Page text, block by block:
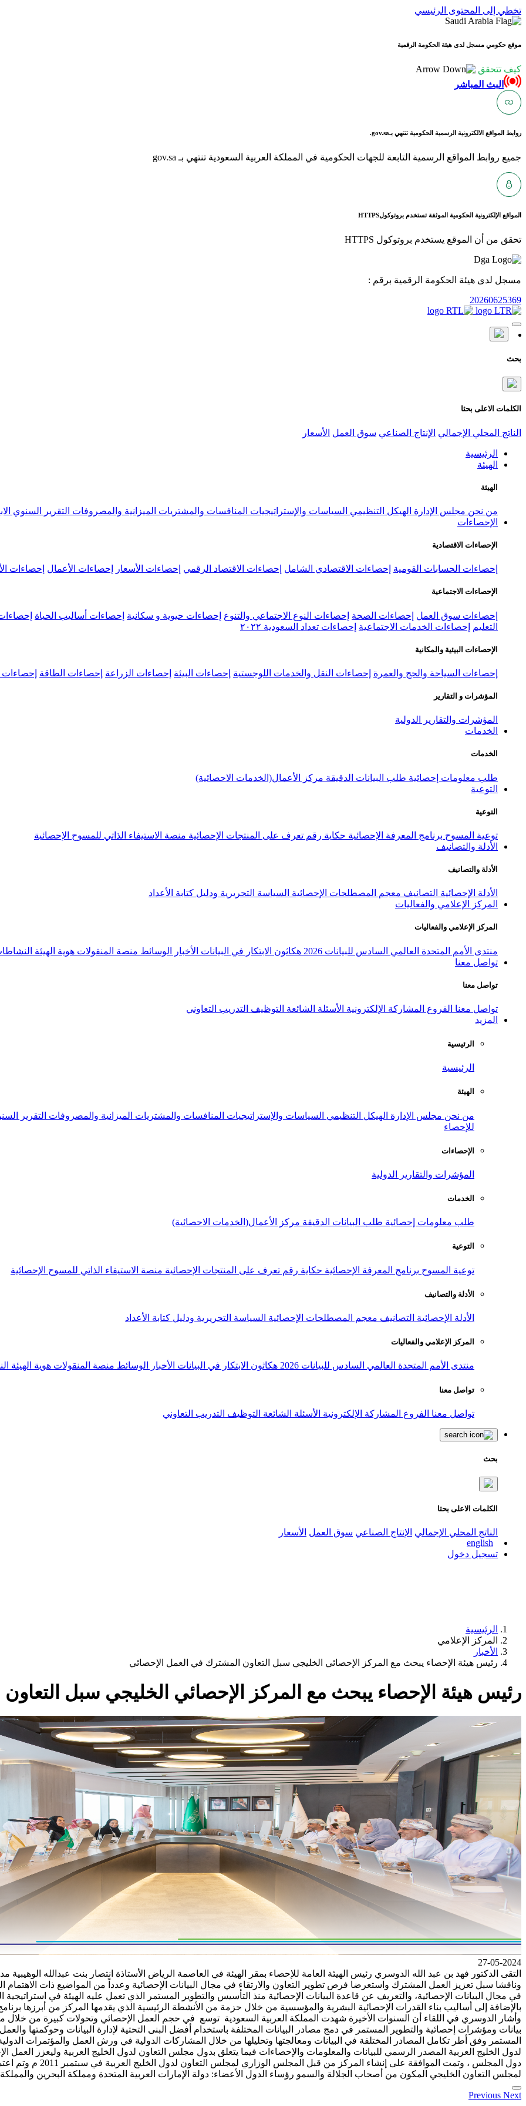
تخطي إلى المحتوى الرئيسي
موقع حكومي مسجل لدى هيئة الحكومة الرقمية
كيف تتحقق
البث المباشر
روابط المواقع الالكترونية الرسمية الحكومية تنتهي بـgov.sa.
جميع روابط المواقع الرسمية التابعة للجهات الحكومية في المملكة العربية السعودية تنتهي بـ gov.sa
المواقع الإلكترونية الحكومية الموثقة تستخدم بروتوكولHTTPS
تحقق من أن الموقع يستخدم بروتوكول HTTPS
مسجل لدى هيئة الحكومة الرقمية برقم :
20260625369
بحث
الكلمات الاعلى بحثا
الناتج المحلي الإجمالي الإنتاج الصناعي سوق العمل الأسعار
الرئيسية
الهيئة
الهيئة
من نحن مجلس الإدارة الهيكل التنظيمي السياسات والإستراتيجيات المنافسات والمشتريات الميزانية والمصروفات التقرير السنوي
الإحصاءات
الإحصاءات الاقتصادية
إحصاءات الحسابات القومية إحصاءات الاقتصادي الشامل إحصاءات الاقتصاد الرقمي إحصاءات الأسعار إحصاءات الأعمال إحصاءات
الإحصاءات الاجتماعية
إحصاءات سوق العمل إحصاءات الصحة إحصاءات النوع الاجتماعي والتنوع إحصاءات حيوية و سكانية إحصاءات أساليب الحياة
التعليم
إحصاءات الخدمات الاجتماعية إحصاءات تعداد السعودية ٢٠٢٢
الإحصاءات البيئية والمكانية
إحصاءات السياحة والحج والعمرة إحصاءات النقل والخدمات اللوجستية إحصاءات البيئة إحصاءات الزراعة إحصاءات الطاقة إحصاءات
المؤشرات و التقارير
المؤشرات والتقارير الدولية
الخدمات
الخدمات
طلب معلومات إحصائية طلب البيانات الدقيقة مركز الأعمال(الخدمات الاحصائية)
التوعية
التوعية
توعية المسوح برنامج المعرفة الإحصائية حكاية رقم تعرف على المنتجات الإحصائية منصة الاستيفاء الذاتي للمسوح الإحصائية
الأدلة والتصانيف
الأدلة والتصانيف
الأدلة الإحصائية التصانيف معجم المصطلحات الإحصائية السياسة التحريرية ودليل كتابة الأعداد
المركز الإعلامي والفعاليات
المركز الإعلامي والفعاليات
منتدى الأمم المتحدة العالمي السادس للبيانات 2026 هكاثون الابتكار في البيانات الأخبار الوسائط منصة المنقولات هوية الهيئة
تواصل معنا
تواصل معنا
تواصل معنا الفروع المشاركة الإلكترونية الأسئلة الشائعة التوظيف التدريب التعاوني
المزيد
الرئيسية
الرئيسية
الهيئة
من نحن مجلس الإدارة الهيكل التنظيمي السياسات والإستراتيجيات المنافسات والمشتريات الميزانية والمصروفات التقرير
للإحصاء
الإحصاءات
المؤشرات والتقارير الدولية
الخدمات
طلب معلومات إحصائية طلب البيانات الدقيقة مركز الأعمال(الخدمات الاحصائية)
التوعية
توعية المسوح برنامج المعرفة الإحصائية حكاية رقم تعرف على المنتجات الإحصائية منصة الاستيفاء الذاتي للمسوح الإحصائية
الأدلة والتصانيف
الأدلة الإحصائية التصانيف معجم المصطلحات الإحصائية السياسة التحريرية ودليل كتابة الأعداد
المركز الإعلامي والفعاليات
منتدى الأمم المتحدة العالمي السادس للبيانات 2026 هكاثون الابتكار في البيانات الأخبار الوسائط منصة المنقولات هوية الهيئة
تواصل معنا
تواصل معنا الفروع المشاركة الإلكترونية الأسئلة الشائعة التوظيف التدريب التعاوني
بحث
الكلمات الاعلى بحثا
الناتج المحلي الإجمالي الإنتاج الصناعي سوق العمل الأسعار
english
تسجيل دخول
الرئيسية
المركز الإعلامي
الأخبار
رئيس هيئة الإحصاء يبحث مع المركز الإحصائي الخليجي سبل التعاون المشترك في العمل الإحصائي
رئيس هيئة الإحصاء يبحث مع المركز الإحصائي الخليجي سبل
27-05-2024
التقى الدكتور فهد بن عبد الله الدوسري رئيس الهيئة العامة للإحصاء بمقر الهيئة في العاصمة الرياض الأستاذة انتصار بنت عبدالله
وناقشا سبل تعزيز العمل المشترك واستعرضا فرص تطوير التعاون والارتقاء في مجال البيانات الإحصائية وعدداً من المواضيع ذات
في مجال البيانات الإحصائية، والتعريف عن قاعدة البيانات الإحصائية منذ التأسيس والتطوير المستمر الذي تعمل عليه الهيئة في
بالإضافة إلى أساليب بناء القدرات الإحصائية البشرية والمؤسسية من خلال حزمة من الأنشطة الرئيسية الذي يقدمها المركز من أبرزها
وأشار الدوسري في اللقاء أن السنوات الأخيرة شهدت المملكة العربية السعودية توسع في حجم العمل الإحصائي وتحولات كبيرة من خلال
بيانات ومؤشرات إحصائية والتطوير المستمر في دمج مصادر البيانات المختلفة باستخدام أفضل البنى التحتية لإدارة البيانات وحوكمتها
المستمر وفق أطر تكامل المصادر المختلفة في البيانات ومعالجتها وتحليلها من خلال المشاركات الدولية في ورش العمل والمؤتمرات
لدول الخليج العربية المصدر الرسمي للبيانات والمعلومات والإحصاءات فيما يتعلق بدول مجلس التعاون لدول الخليج العربية وليعزز العمل
لمجلس التعاون الخليجي المكون من أصحاب الجلالة والسمو رؤساء الدول الأعضاء: دولة الإمارات العربية المتحدة ومملكة البحرين
Previous Next